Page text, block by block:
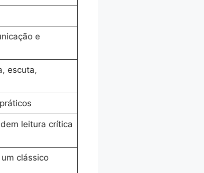
e
escuta,
leitura crítica
clássico